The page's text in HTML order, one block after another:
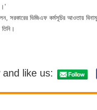
সরকারের ভিজিএফ কর্মসূচির আওতায়
and like us: